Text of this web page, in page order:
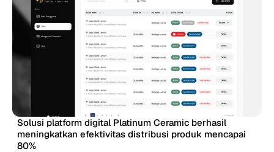
Solusi platform digital Platinum Ceramic berhasil
meningkatkan efektivitas distribusi produk mencapai
80%